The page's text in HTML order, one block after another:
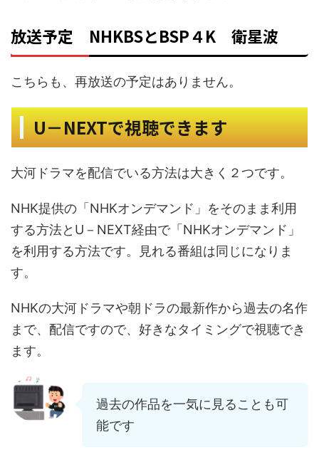
放送予定 NHKBSとBSP４K 衛星波
こちらも、再放送の予定はありません。
U－NEXTで視聴できます
大河ドラマを配信でいる方法は大きく２つです。
NHK提供の「NHKオンデマンド」をそのまま利用
する方法とU－NEXT経由で「NHKオンデマンド」
を利用する方法です。見れる番組は同じになりま
す。
NHKの大河ドラマや朝ドラの最新作から過去の名作
まで、配信ですので、好きなタイミングで視聴でき
ます。
過去の作品を一気に見ることも可
能です